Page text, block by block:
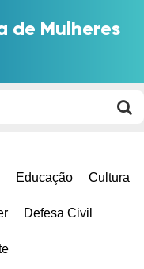
de Mulheres
Educação Cultura
Defesa Civil